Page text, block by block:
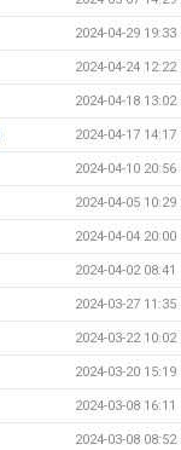
2024-04-29 19:33
2024-04-24 12:22
2024-04-18 13:02
2024-04-17 14:17
2024-04-10 20:56
2024-04-05 10:29
2024-04-04 20:00
2024-04-02 08:41
2024-03-27 11:35
2024-03-22 10:02
2024-03-20 15:19
2024-03-08 16:11
2024-03-08 08:52